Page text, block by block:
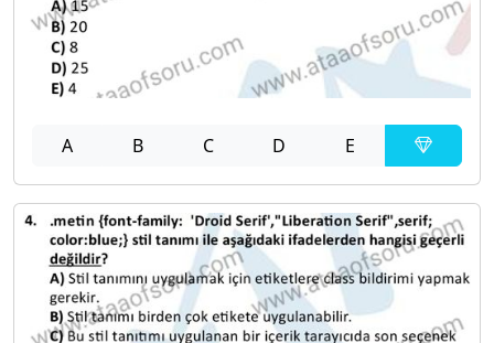
A B C D E